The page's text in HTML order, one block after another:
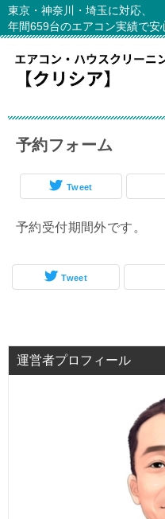
東京・神奈川・埼玉に対応、
年間659台のエアコン実績で安
予約フォーム
Tweet
予約受付期間外です。
Tweet
運営者プロフィール